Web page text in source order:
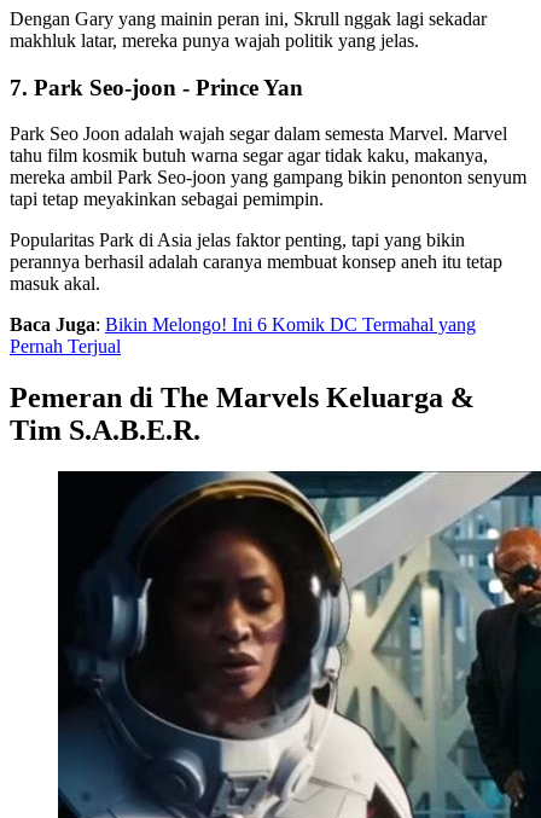
Dengan Gary yang mainin peran ini, Skrull nggak lagi sekadar
makhluk latar, mereka punya wajah politik yang jelas.
7. Park Seo-joon - Prince Yan
Park Seo Joon adalah wajah segar dalam semesta Marvel. Marvel
tahu film kosmik butuh warna segar agar tidak kaku, makanya,
mereka ambil Park Seo-joon yang gampang bikin penonton senyum
tapi tetap meyakinkan sebagai pemimpin.
Popularitas Park di Asia jelas faktor penting, tapi yang bikin
perannya berhasil adalah caranya membuat konsep aneh itu tetap
masuk akal.
Baca Juga: Bikin Melongo! Ini 6 Komik DC Termahal yang
Pernah Terjual
Pemeran di The Marvels Keluarga &
Tim S.A.B.E.R.